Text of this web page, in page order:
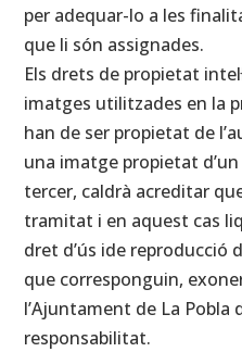
per adequar-lo a les
que li són assignades.
Els drets de propietat
imatges utilitzades en la
han de ser propietat de
una imatge propietat d’un
tercer, caldrà acreditar
tramitat i en aquest cas
dret d’ús ide reproducció
que corresponguin,
l’Ajuntament de La
responsabilitat.